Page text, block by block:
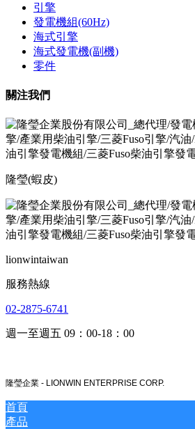
引擎
發電機組(60Hz)
海式引擎
海式發電機(副機)
零件
關注我們
隆瑩(蝦皮)
lionwintaiwan
服務熱線
02-2875-6741
週一至週五 09：00-18：00
隆瑩企業 - LIONWIN ENTERPRISE CORP.
首頁
產品